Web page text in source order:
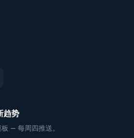
趋势
— 每周四推送。